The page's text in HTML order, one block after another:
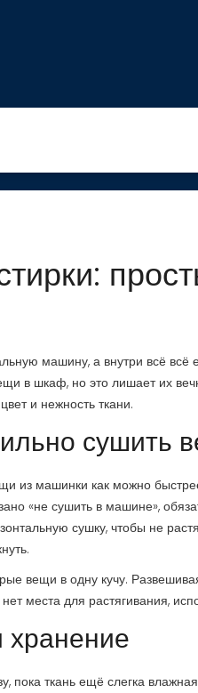
машину, а внутри всё
в шкаф, но это лишает их
и нежность ткани.
сушить
из машинки как можно
«не сушить в машине»,
сушку, чтобы не
вещи в одну кучу.
нет места для растягивания,
хранение
пока ткань ещё слегка